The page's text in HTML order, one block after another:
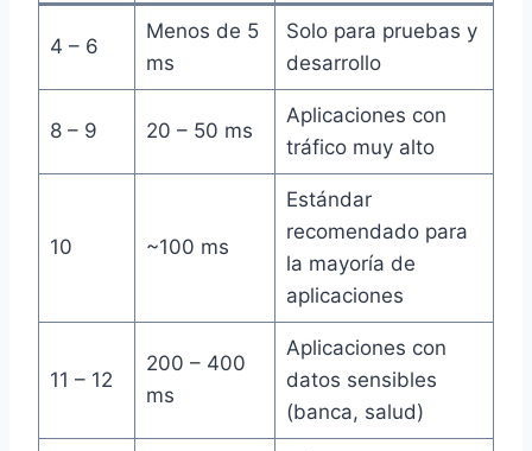
4 – 6
Menos de 5
ms
Solo para pruebas y
desarrollo
8 – 9 20 – 50 ms
Aplicaciones con
tráfico muy alto
10 ~100 ms
Estándar
recomendado para
la mayoría de
aplicaciones
11 – 12
200 – 400
ms
Aplicaciones con
datos sensibles
(banca, salud)